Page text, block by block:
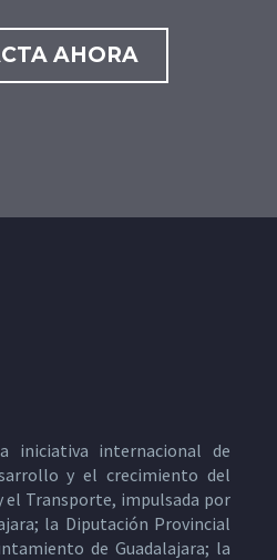
AHORA
iniciativa internacional de
y el crecimiento del
el Transporte, impulsada por
la Diputación Provincial
de Guadalajara; la